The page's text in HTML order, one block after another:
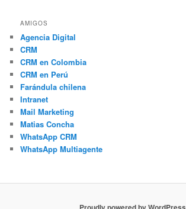
AMIGOS
Agencia Digital
CRM
CRM en Colombia
CRM en Perú
Farándula chilena
Intranet
Mail Marketing
Matias Concha
WhatsApp CRM
WhatsApp Multiagente